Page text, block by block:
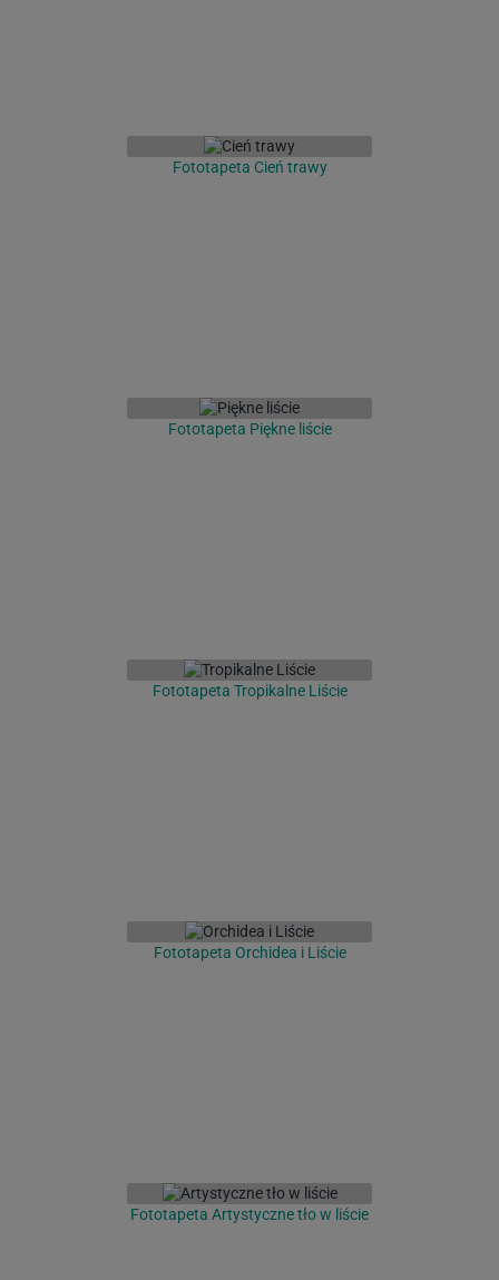
Fototapeta Cień trawy
Fototapeta Piękne liście
Fototapeta Tropikalne Liście
Fototapeta Orchidea i Liście
Fototapeta Artystyczne tło w liście